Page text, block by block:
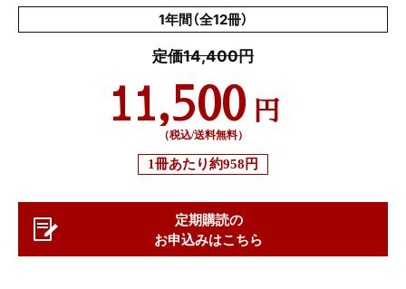
1年間（全12冊）
定価14,400円
11,500 円
（税込/送料無料）
1冊あたり約958円
定期購読の
お申込みはこちら